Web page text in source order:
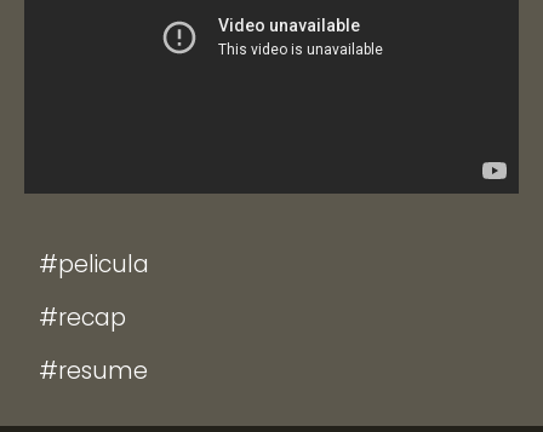
#pelicula
#recap
#resume